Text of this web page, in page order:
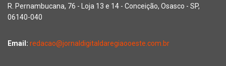
R. Pernambucana, 76 - Loja 13 e 14 - Conceição, Osasco - SP,
06140-040
Email: redacao@jornaldigitaldaregiaooeste.com.br